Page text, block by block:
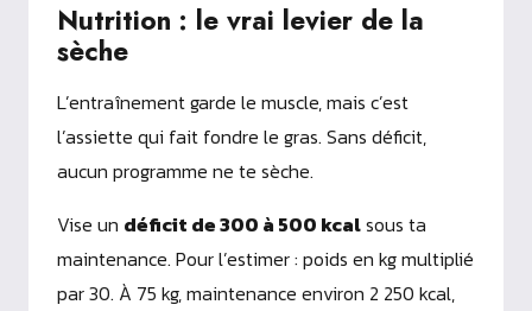
Nutrition : le vrai levier de la
sèche
L’entraînement garde le muscle, mais c’est
l’assiette qui fait fondre le gras. Sans déficit,
aucun programme ne te sèche.
Vise un déficit de 300 à 500 kcalsous ta
maintenance. Pour l’estimer : poids en kg multiplié
par 30. À 75 kg, maintenance environ 2 250 kcal,